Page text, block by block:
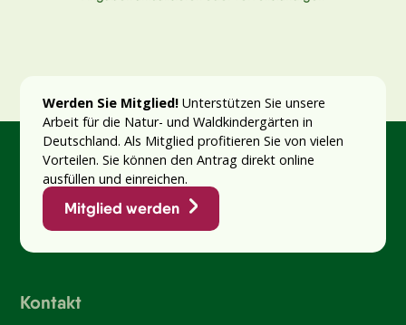
Werden Sie Mitglied!Unterstützen Sie unsere
Arbeit für die Natur- und Waldkindergärten in
Deutschland. Als Mitglied profitieren Sie von vielen
Vorteilen. Sie können den Antrag direkt online
ausfüllen und einreichen.
Mitglied werden
Kontakt